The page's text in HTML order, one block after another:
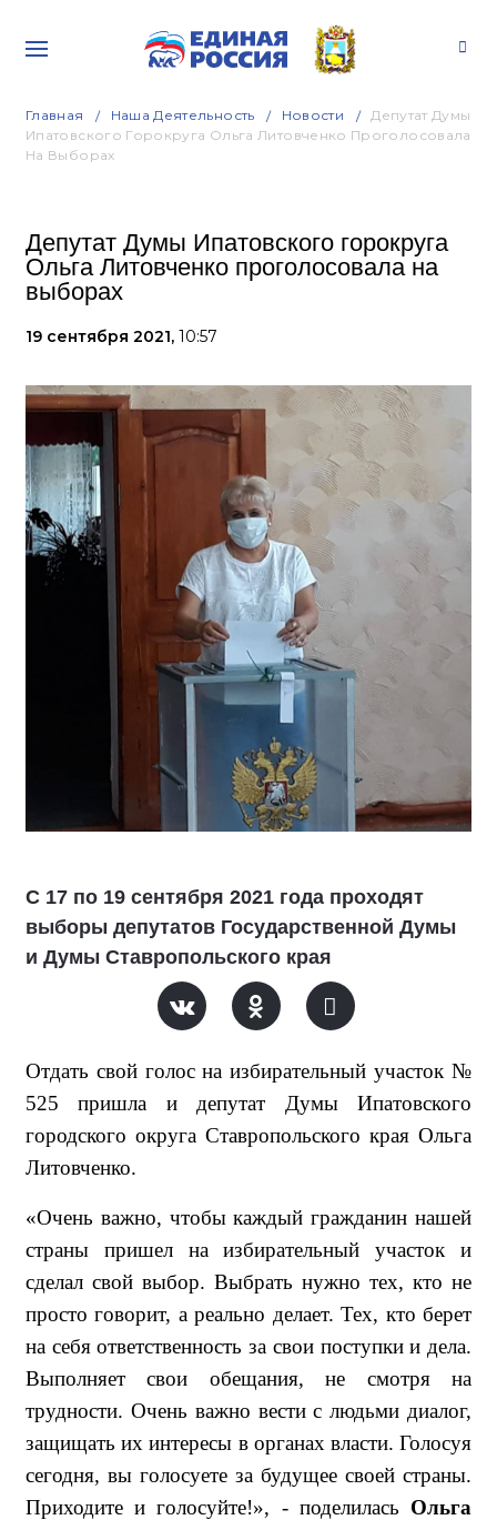
Главная Наша Деятельность Новости
Депутат Думы
Ипатовского Горокруга Ольга Литовченко Проголосовала
На Выборах
Депутат Думы Ипатовского горокруга
Ольга Литовченко проголосовала на
выборах
19 сентября 2021, 10:57
С 17 по 19 сентября 2021 года проходят
выборы депутатов Государственной Думы
и Думы Ставропольского края
Отдать свой голос на избирательный участок №
525 пришла и депутат Думы Ипатовского
городского округа Ставропольского края Ольга
Литовченко.
«Очень важно, чтобы каждый гражданин нашей
страны пришел на избирательный участок и
сделал свой выбор. Выбрать нужно тех, кто не
просто говорит, а реально делает. Тех, кто берет
на себя ответственность за свои поступки и дела.
Выполняет свои обещания, не смотря на
трудности. Очень важно вести с людьми диалог,
защищать их интересы в органах власти. Голосуя
сегодня, вы голосуете за будущее своей страны.
Приходите и голосуйте!», - поделилась Ольга